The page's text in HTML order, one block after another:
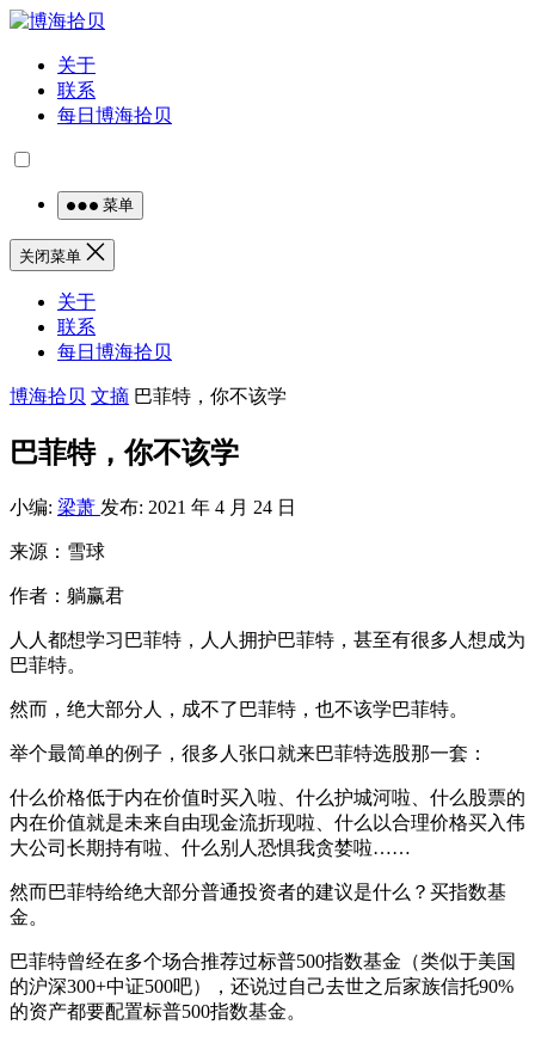
关于
联系
每日博海拾贝
菜单
关闭菜单
关于
联系
每日博海拾贝
博海拾贝 文摘 巴菲特，你不该学
巴菲特，你不该学
小编: 梁萧 发布: 2021 年 4 月 24 日
来源：雪球
作者：躺赢君
人人都想学习巴菲特，人人拥护巴菲特，甚至有很多人想成为
巴菲特。
然而，绝大部分人，成不了巴菲特，也不该学巴菲特。
举个最简单的例子，很多人张口就来巴菲特选股那一套：
什么价格低于内在价值时买入啦、什么护城河啦、什么股票的
内在价值就是未来自由现金流折现啦、什么以合理价格买入伟
大公司长期持有啦、什么别人恐惧我贪婪啦……
然而巴菲特给绝大部分普通投资者的建议是什么？买指数基
金。
巴菲特曾经在多个场合推荐过标普500指数基金（类似于美国
的沪深300+中证500吧），还说过自己去世之后家族信托90%
的资产都要配置标普500指数基金。